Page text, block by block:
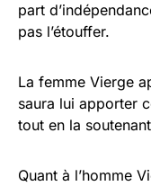
part
pas l’étouffer.
La femme Vierge
saura lui apporter
tout en la
Quant à l’homme